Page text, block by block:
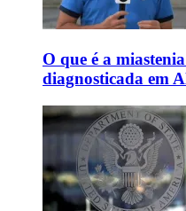
O que é a
diagnosticada em